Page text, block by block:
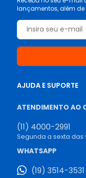
lançamentos, além
AJUDA E SUPORTE
ATENDIMENTO AO
(11) 4000-2991
Segunda a sexta das
WHATSAPP
(19) 3514-3531